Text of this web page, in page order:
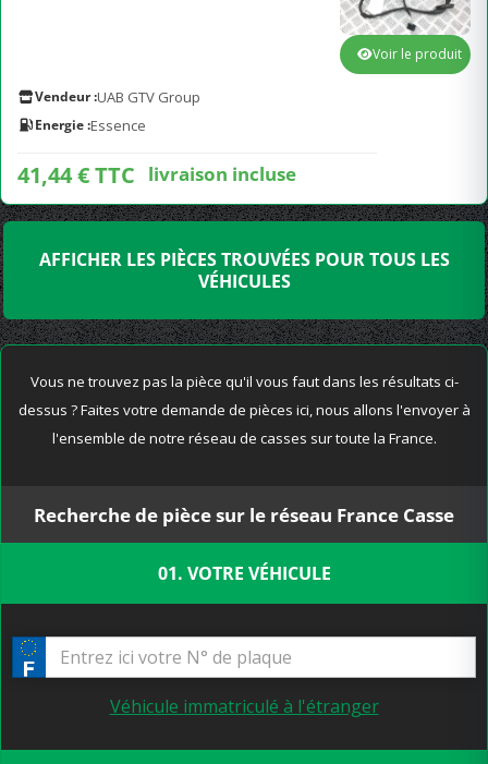
Vendeur :UAB GTV Group
Energie :Essence
41,44 € TTC livraison incluse
Voir le produit
AFFICHER LES PIÈCES TROUVÉES POUR TOUS LES
VÉHICULES
Vous ne trouvez pas la pièce qu'il vous faut dans les résultats ci-
dessus ? Faites votre demande de pièces ici, nous allons l'envoyer à
l'ensemble de notre réseau de casses sur toute la France.
Recherche de pièce sur le réseau France Casse
01. VOTRE VÉHICULE
Véhicule immatriculé à l'étranger